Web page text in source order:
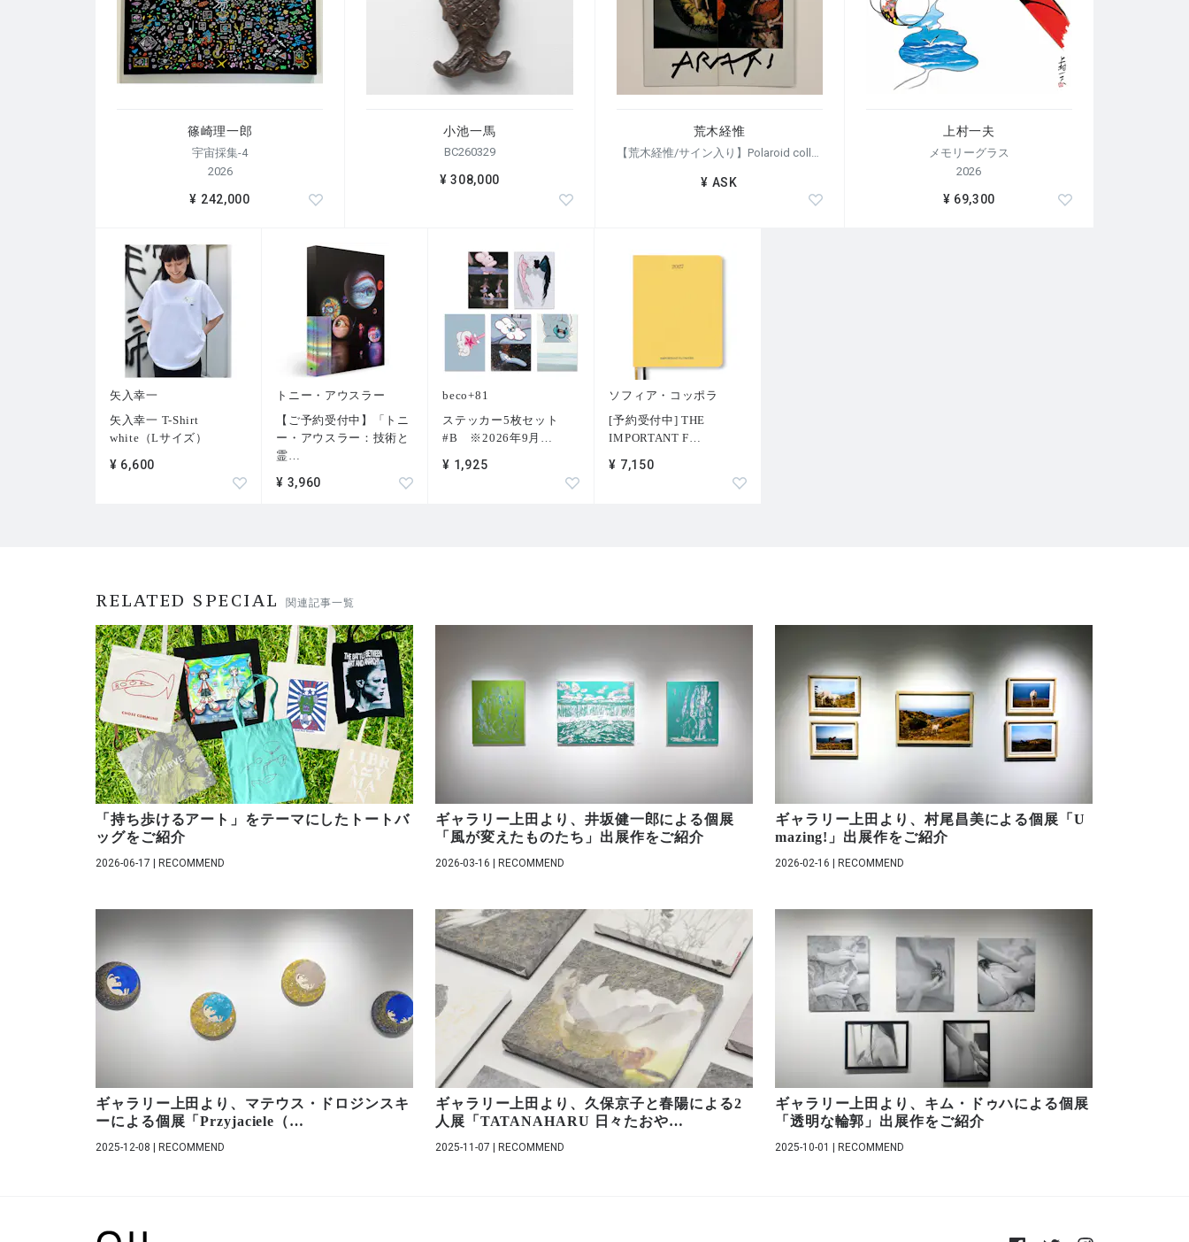
ビッグスカイビエンナーレ
コレクション
群馬県立美術館
愛知県新文化会館
神戸国際交流会館
泉佐野市総合文化センタ−
大田区民ホール
江東区区民体育館
大学評価機構
北とぴあ
グリーンピア指宿
全日空ホテル東京
全日空ホテル釧路
ブライトンホテル京都
パレスホテル大宮
ソラリア西鉄ホテル
ホテルフェニックス宮崎
ホテルグランビア岡山
有明ワシントンホテル横浜
ロイヤルパークホテル
セキュリティ−パシフィックナショナル銀行東京
滋賀銀行・第四銀行新潟
諏訪信用金庫
川村学園
大阪音楽大学
神戸女子短大
岩手県立大学
岡山県立大学
流通経済大学
関西外国語大学
鎌倉女子大学
NEC 本社ビル
JR 西日本泉佐野駅前モニュメント
江戸堀センタ−ビル
丸紅
パ−クハウス六本木
厚生中央病院東京
市立大船渡病院
JR 仙台病院
富士大和温泉病院
北摂総合病院
篠崎理一郎
宇宙採集-4
2026
¥ 242,000
小池一馬
BC260329
¥ 308,000
荒木経惟
¥ ASK
上村一夫
メモリーグラス
2026
¥ 69,300
矢入幸一
矢入幸一 T-Shirt
white（Lサイズ）
¥ 6,600
トニー・アウスラー
【ご予約受付中】「トニ
ー・アウスラー：技術と
霊
¥ 3,960
beco+81
ステッカー5枚セット
#B ※2026年9月
¥ 1,925
ソフィア・コッポラ
[予約受付中] THE
IMPORTANT F
¥ 7,150
RELATED SPECIAL 関連記事一覧
「持ち歩けるアート」をテーマにしたトートバ
ッグをご紹介
2026-06-17 | RECOMMEND
ギャラリー上田より、井坂健一郎による個展
「風が変えたものたち」出展作をご紹介
2026-03-16 | RECOMMEND
ギャラリー上田より、村尾昌美による個展「U
mazing!」出展作をご紹介
2026-02-16 | RECOMMEND
ギャラリー上田より、マテウス・ドロジンスキ
ーによる個展「Przyjaciele（…
2025-12-08 | RECOMMEND
ギャラリー上田より、久保京子と春陽による2
人展「TATANAHARU 日々たおや…
2025-11-07 | RECOMMEND
ギャラリー上田より、キム・ドゥハによる個展
「透明な輪郭」出展作をご紹介
2025-10-01 | RECOMMEND